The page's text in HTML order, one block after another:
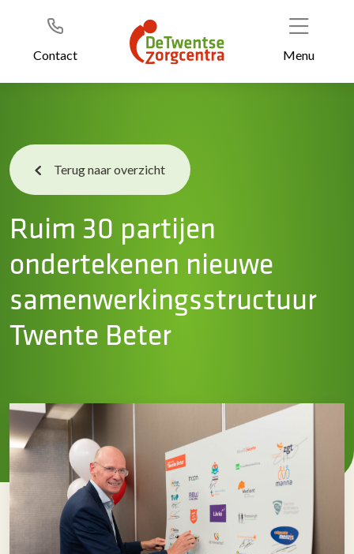
Header
Contact Menu
Terug naar overzicht
Ruim 30 partijen
ondertekenen nieuwe
samenwerkingsstructuur
Twente Beter